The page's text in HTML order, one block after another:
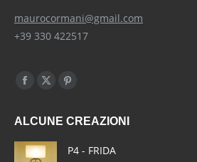
maurocormani@gmail.com
+39 330 422517
Find us on:
Facebook
opens
in
X
opens
in
Pinterest
opens
ALCUNE CREAZIONI
P4 - FRIDA